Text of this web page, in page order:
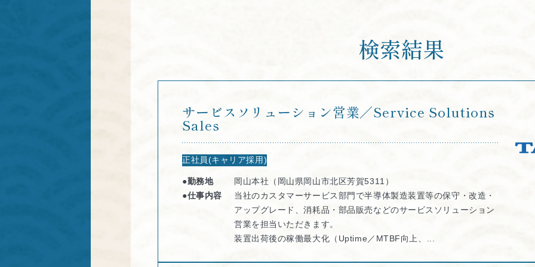
検索結果
サービスソリューション営業／Service Solutions
Sales
正社員(キャリア採用)
●勤務地
岡山本社（岡山県岡山市北区芳賀5311）
●仕事内容
当社のカスタマーサービス部門で半導体製造装置等の保守・改造・
アップグレード、消耗品・部品販売などのサービスソリューション
営業を担当いただきます。
装置出荷後の稼働最大化（Uptime／MTBF向上、...